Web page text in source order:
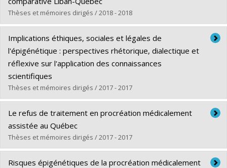
Lien vers le document dans Papyrus
Thèses et mémoires dirigés / 2018 - 2018
Diplômé(e) :Haidar, Hazar
Cycle :Doctorat
Diplôme obtenu :Ph. D.
Lien vers le document dans Papyrus
Implications éthiques, sociales et légales de
l'épigénétique : perspectives rhétorique, dialectique et
réflexive sur l'application des connaissances
scientifiques
Thèses et mémoires dirigés / 2017 - 2017
Diplômé(e) :Dupras, Charles
Cycle :Doctorat
Diplôme obtenu :Ph. D.
Lien vers le document dans Papyrus
Le refus de traitement en procréation médicalement
assistée au Québec
Thèses et mémoires dirigés / 2017 - 2017
Diplômé(e) :Morel-Laforce, Tierry
Risques épigénétiques de la procréation médicalement